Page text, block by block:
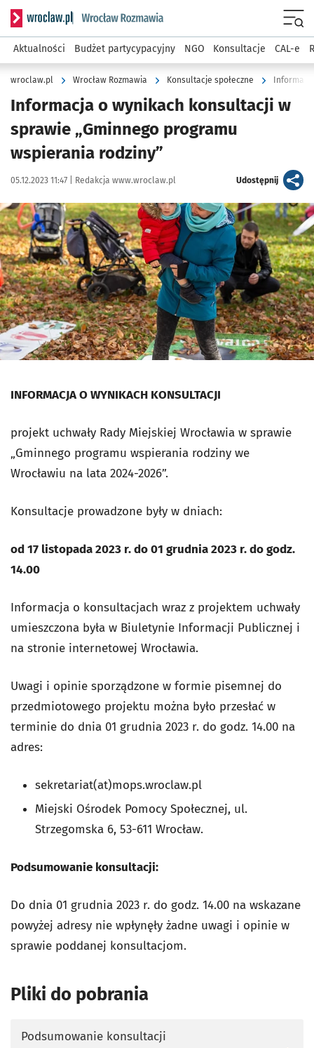
Serwis informacyjny wroclaw.pl podserwis: Rozmawia
Aktualności Budżet partycypacyjny NGO Konsultacje CAL-e
wroclaw.pl Wrocław Rozmawia Konsultacje społeczne
Informacja o wynikach konsultacji w
sprawie „Gminnego programu
wspierania rodziny”
Data publikacji:
05.12.2023 11:47 | Autor:
Redakcja www.wroclaw.pl Udostępnijartykuł
Kliknij, aby powiększyć
INFORMACJA O WYNIKACH KONSULTACJI
projekt uchwały Rady Miejskiej Wrocławia w sprawie
„Gminnego programu wspierania rodziny we
Wrocławiu na lata 2024-2026”.
Konsultacje prowadzone były w dniach:
od 17 listopada 2023 r. do 01 grudnia 2023 r. do godz.
14.00
Informacja o konsultacjach wraz z projektem uchwały
umieszczona była w Biuletynie Informacji Publicznej i
na stronie internetowej Wrocławia.
Uwagi i opinie sporządzone w formie pisemnej do
przedmiotowego projektu można było przesłać w
terminie do dnia 01 grudnia 2023 r. do godz. 14.00 na
adres:
sekretariat(at)mops.wroclaw.pl
Miejski Ośrodek Pomocy Społecznej, ul.
Strzegomska 6, 53-611 Wrocław.
Podsumowanie konsultacji:
Do dnia 01 grudnia 2023 r. do godz. 14.00 na wskazane
powyżej adresy nie wpłynęły żadne uwagi i opinie w
sprawie poddanej konsultacjom.
Pliki do pobrania
Podsumowanie konsultacji